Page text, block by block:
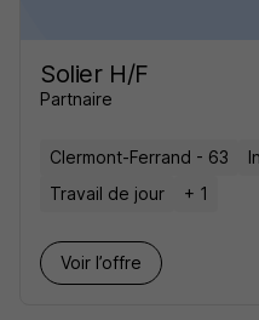
Solier H/F
Partnaire
Clermont-Ferrand - 63
Travail de jour
+ 1
Voir l’offre